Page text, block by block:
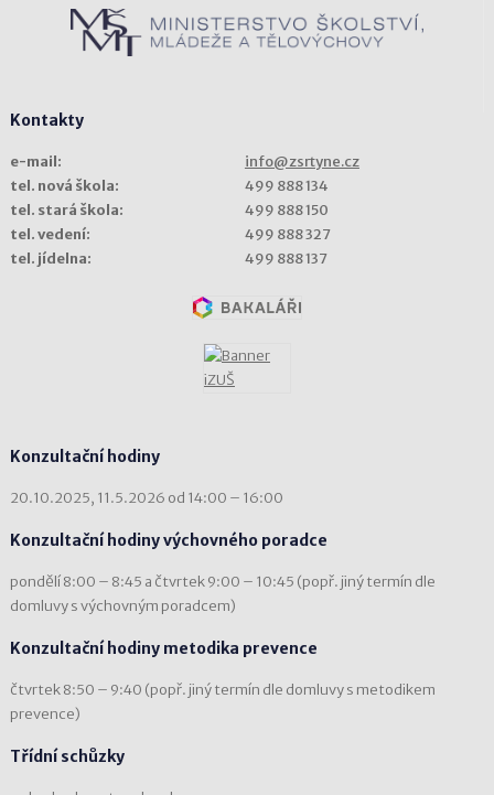
Kontakty
e-mail:
info@zsrtyne.cz
tel. nová škola:
499 888 134
tel. stará škola:
499 888 150
tel. vedení:
499 888 327
tel. jídelna:
499 888 137
Konzultační hodiny
20.10.2025, 11.5.2026 od 14:00 – 16:00
Konzultační hodiny výchovného poradce
pondělí 8:00 – 8:45 a čtvrtek 9:00 – 10:45 (popř. jiný termín dle
domluvy s výchovným poradcem)
Konzultační hodiny metodika prevence
čtvrtek 8:50 – 9:40 (popř. jiný termín dle domluvy s metodikem
prevence)
Třídní schůzky